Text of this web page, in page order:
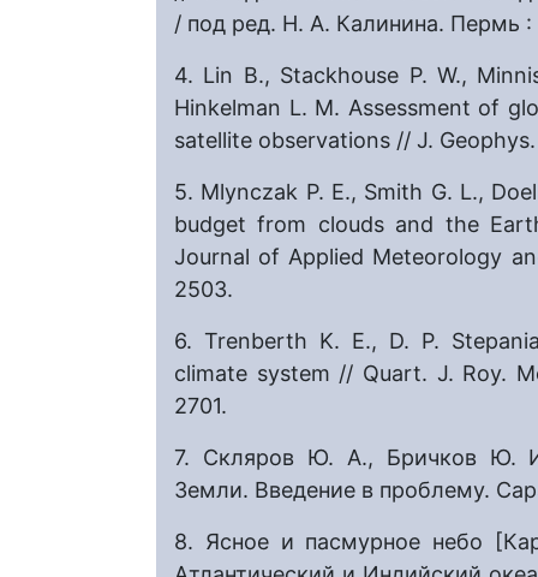
/ под ред. Н. А. Калинина. Пермь
4. Lin B., Stackhouse P. W.,
Hinkelman L. M. Assessment of
satellite observations // J. Geophys.
5. Mlynczak P. E., Smith G. L.,
budget from clouds and the
Journal of Applied Meteorology
2503.
6. Trenberth K. E., D. P.
climate system // Quart. J. Roy.
2701.
7. Скляров Ю. А., Бричков Ю.
Земли. Введение в проблему.
8. Ясное и пасмурное небо